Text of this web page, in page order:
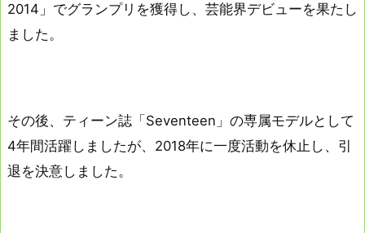
2014」でグランプリを獲得し、芸能界デビューを果たし
ました。
その後、ティーン誌「Seventeen」の専属モデルとして
4年間活躍しましたが、2018年に一度活動を休止し、引
退を決意しました。